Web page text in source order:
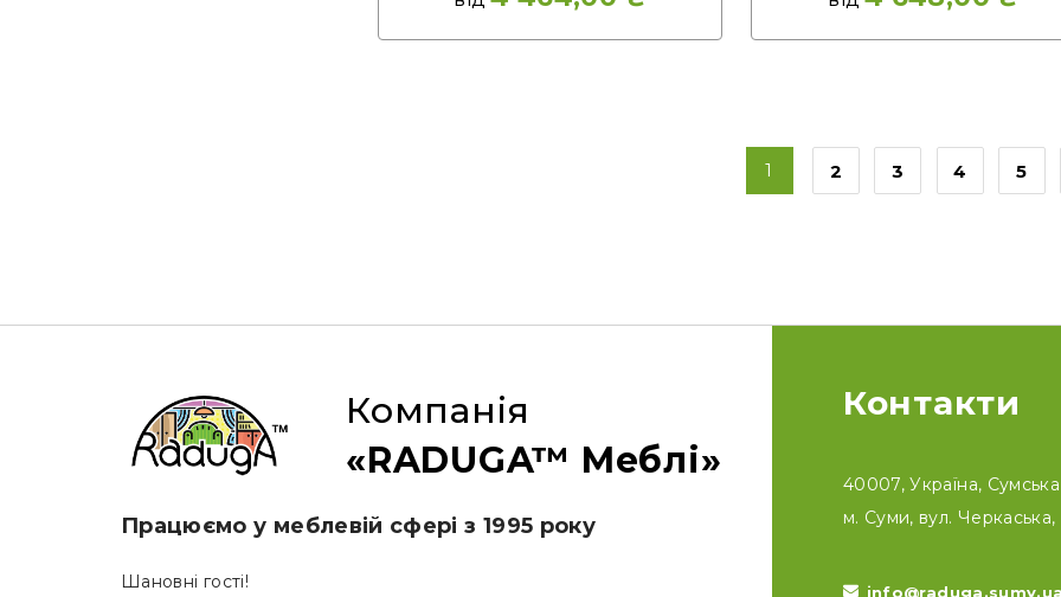
1 2 3 4 5
Компанія
«RADUGA™ Меблі»
Працюємо у меблевій сфері з 1995 року
Шановні гості!
Контакти
40007, Україна,
м. Суми, вул. Черкаська,